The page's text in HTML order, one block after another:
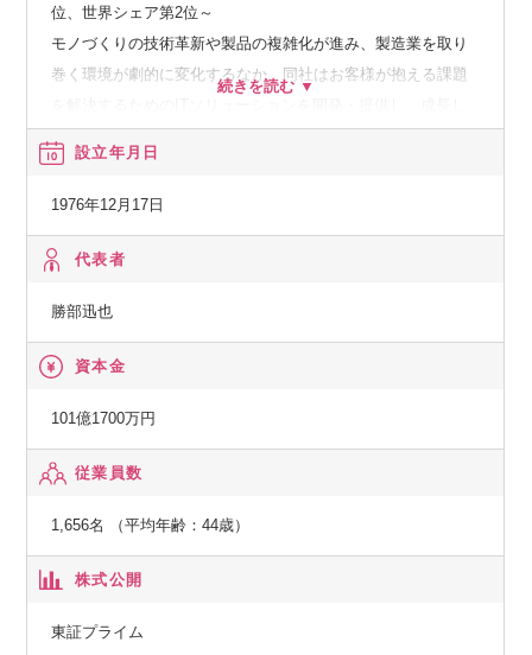
◆就業場所の環境
→周辺は閑静な緑あふれる住宅地（港北ニュータウン）で
す。医療機関、小中高大学校、スーパーマーケット、大きな
公園も充実しています。子育て世代には最適な環境です。
位、世界シェア第2位～
モノづくりの技術革新や製品の複雑化が進み、製造業を取り
巻く環境が劇的に変化するなか、同社はお客様が抱える課題
現在は世界14ヵ国に展開し、国内・海外問わず多くのトップ
メーカーのモノづくりを支援しています。
置などの産業機器から、自動車、航空機、人工衛星などの宇
り、お客様のモノづくりプロセスのDX（デジタルトランスフ
ォーメーション）に貢献しています。
【事業詳細】
ウェア(CAE/CAD/CAM、PLMシステム）の開発・販売・サポ
世界のエレクトロニスク産業に設計・製造プロセスの高効率
化を推進するソリューションを提供。
【主な事業】
設立年月日
1976年12月17日
代表者
勝部迅也
資本金
101億1700万円
従業員数
1,656名 （平均年齢：44歳）
株式公開
東証プライム